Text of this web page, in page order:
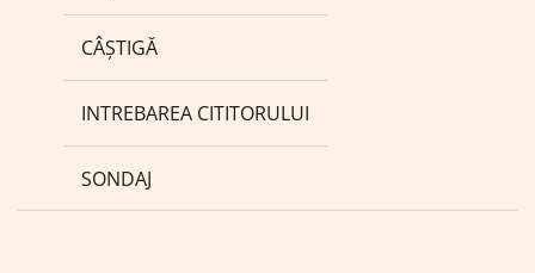
CÂȘTIGĂ
INTREBAREA CITITORULUI
SONDAJ